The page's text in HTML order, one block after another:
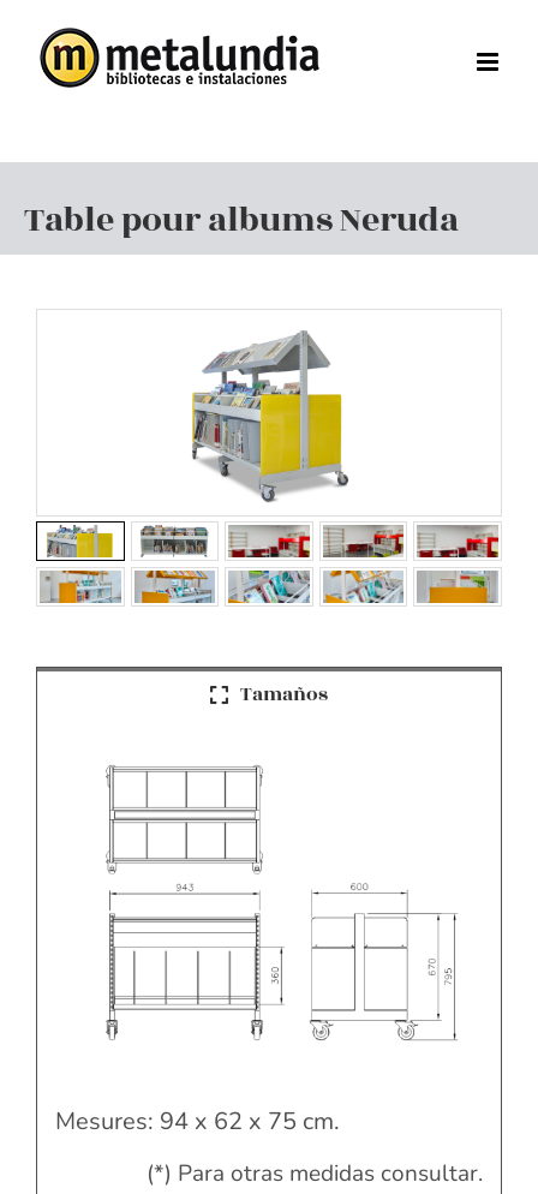
content
Table pour albums Neruda
Tamaños
Mesures: 94 x 62 x 75 cm.
(*) Para otras medidas consultar.